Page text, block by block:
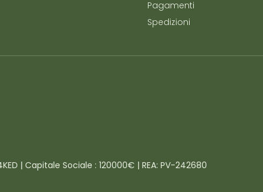
Pagamenti
Spedizioni
| Capitale Sociale : 120000€ | REA: PV-242680